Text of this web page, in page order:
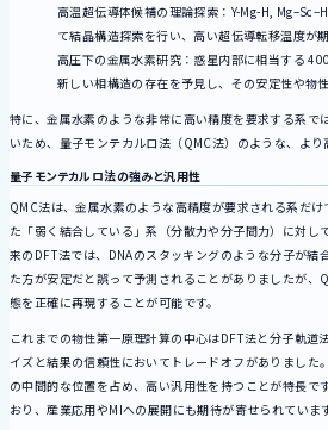
高温超伝導体候補の理論探索：Y-Mg-H,
て結晶構造探索を行い、高い超伝導転移温度が
高圧下の金属水素研究：惑星内部に相当する
新しい相構造の存在を予見し、その安定性や物
特に、金属水素のような非常に高い精度を要求する系で
いため、量子モンテカルロ法（QMC法）のような、より
量子モンテカルロ法の強みと汎用性
QMC法は、金属水素のような高精度が要求される系だ
た「弱く結合している」系（分散力や分子間力）に対し
来のDFT法では、DNAのスタッキングのような分子が結
た方が安定だと誤って予測されることがありましたが、
態を正確に再現することが可能です。
これまでの物性第一原理計算の中心はDFT法と分子軌道
イズと結果の信頼性においてトレードオフがありました
の中間的な位置を占め、高い汎用性を持つことが特長で
おり、産業応用やMIへの展開にも期待が寄せられていま